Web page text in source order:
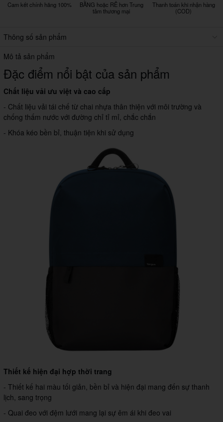
Cam kết chính hãng 100%
BẰNG hoặc RẺ hơn Trung
tâm thương mại
Thanh toán khi nhận hàng
(COD)
Thông số sản phẩm
Mô tả sản phẩm
Đặc điểm nổi bật của sản phẩm
Chất liệu vải ưu việt và cao cấp
- Chất liệu vải tái chế từ chai nhựa thân thiện với môi trường và
chống thấm nước với đường chỉ tỉ mỉ, chắc chắn
- Khóa kéo bền bỉ, thuận tiện khi sử dụng
Thiết kế hiện đại hợp thời trang
- Thiết kế hai màu tối giản, bền bỉ và hiện đại mang đến sự thanh
lịch, sang trọng
- Quai đeo với đệm lưới mang lại sự êm ái khi đeo vai